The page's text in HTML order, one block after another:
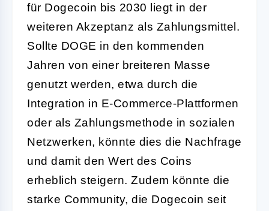
für Dogecoin bis 2030 liegt in der
weiteren Akzeptanz als Zahlungsmittel.
Sollte DOGE in den kommenden
Jahren von einer breiteren Masse
genutzt werden, etwa durch die
Integration in E-Commerce-Plattformen
oder als Zahlungsmethode in sozialen
Netzwerken, könnte dies die Nachfrage
und damit den Wert des Coins
erheblich steigern. Zudem könnte die
starke Community, die Dogecoin seit